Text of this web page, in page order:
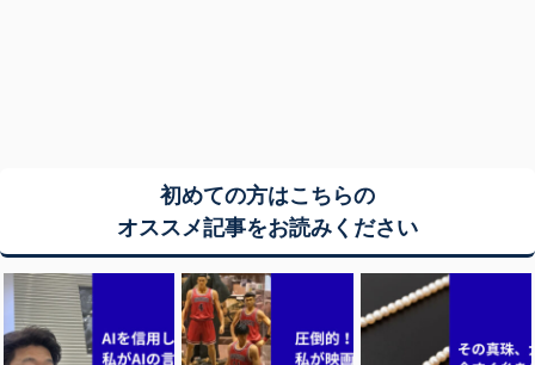
初めての方はこちらの
オススメ記事をお読みください